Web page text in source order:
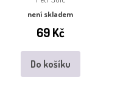
není skladem
69Kč
Do košíku